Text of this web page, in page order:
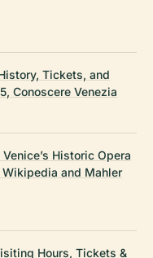
Tickets, and
Conoscere Venezia
Historic Opera
and Mahler
Hours, Tickets &